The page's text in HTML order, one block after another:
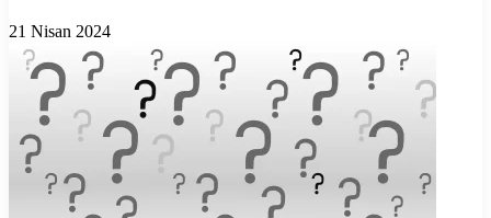
21 Nisan 2024